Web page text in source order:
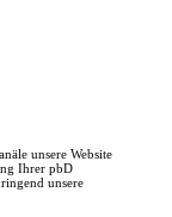
unsere Website
Ihrer pbD
unsere